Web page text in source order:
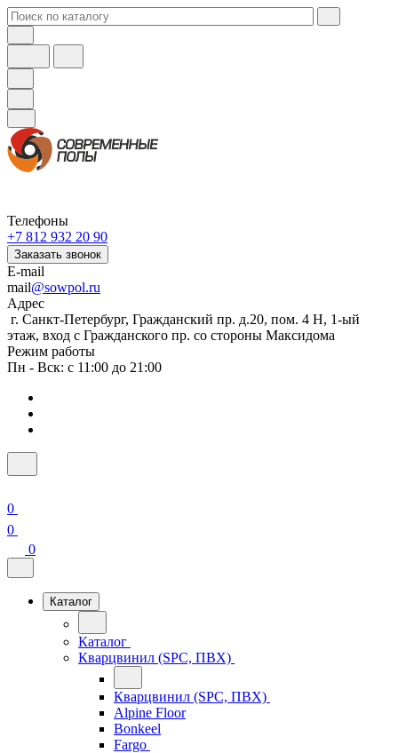
Телефоны
+7 812 932 20 90
Заказать звонок
E-mail
mail@sowpol.ru
Адрес
г. Санкт-Петербург, Гражданский пр. д.20, пом. 4 Н, 1-ый
этаж, вход с Гражданского пр. со стороны Максидома
Режим работы
Пн - Вск: с 11:00 до 21:00
0
0
0
Каталог
Каталог
Кварцвинил (SPC, ПВХ)
Кварцвинил (SPC, ПВХ)
Alpine Floor
Bonkeel
Fargo